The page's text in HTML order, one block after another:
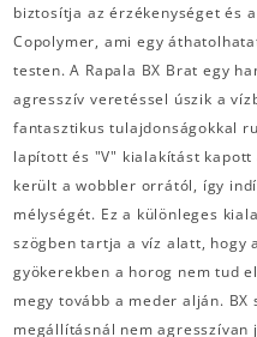
biztosítja az érzékenységet és
Copolymer, ami egy
testen. A Rapala BX Brat egy
agresszív veretéssel úszik a
fantasztikus tulajdonságokkal
lapított és "V" kialakítást
került a wobbler orrától, így
mélységét. Ez a különleges
szögben tartja a víz alatt, hogy
gyökerekben a horog nem tud
megy tovább a meder alján.
megállításnál nem